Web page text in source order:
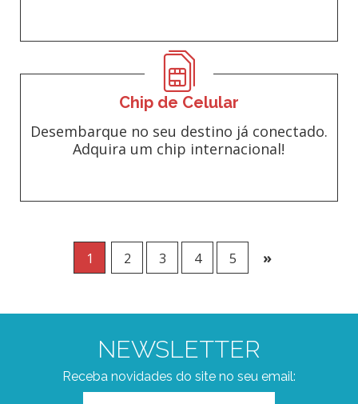
Chip de Celular
Desembarque no seu destino já conectado.
Adquira um chip internacional!
1 2 3 4 5 »
NEWSLETTER
Receba novidades do site no seu email: